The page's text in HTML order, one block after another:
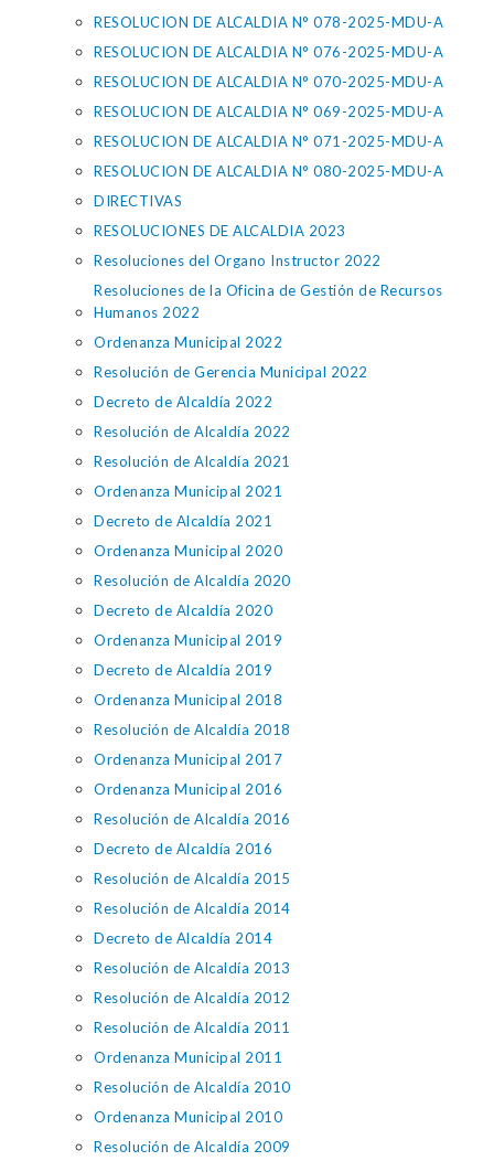
RESOLUCION DE ALCALDIA N° 078-2025-MDU-A
RESOLUCION DE ALCALDIA N° 076-2025-MDU-A
RESOLUCION DE ALCALDIA N° 070-2025-MDU-A
RESOLUCION DE ALCALDIA N° 069-2025-MDU-A
RESOLUCION DE ALCALDIA N° 071-2025-MDU-A
RESOLUCION DE ALCALDIA N° 080-2025-MDU-A
DIRECTIVAS
RESOLUCIONES DE ALCALDIA 2023
Resoluciones del Organo Instructor 2022
Resoluciones de la Oficina de Gestión de Recursos
Humanos 2022
Ordenanza Municipal 2022
Resolución de Gerencia Municipal 2022
Decreto de Alcaldía 2022
Resolución de Alcaldía 2022
Resolución de Alcaldía 2021
Ordenanza Municipal 2021
Decreto de Alcaldía 2021
Ordenanza Municipal 2020
Resolución de Alcaldía 2020
Decreto de Alcaldía 2020
Ordenanza Municipal 2019
Decreto de Alcaldía 2019
Ordenanza Municipal 2018
Resolución de Alcaldía 2018
Ordenanza Municipal 2017
Ordenanza Municipal 2016
Resolución de Alcaldía 2016
Decreto de Alcaldía 2016
Resolución de Alcaldía 2015
Resolución de Alcaldía 2014
Decreto de Alcaldía 2014
Resolución de Alcaldía 2013
Resolución de Alcaldía 2012
Resolución de Alcaldía 2011
Ordenanza Municipal 2011
Resolución de Alcaldía 2010
Ordenanza Municipal 2010
Resolución de Alcaldía 2009